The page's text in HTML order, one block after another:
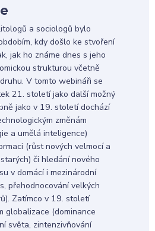
a sociologů bylo
kdy došlo ke stvoření
jak ho známe dnes s jeho
strukturou včetně
V tomto webináři se
21. století jako další možný
jako v 19. století dochází
změnám
a umělá inteligence)
(růst nových velmocí a
či hledání nového
v domácí i mezinárodní
přehodnocování velkých
Zatímco v 19. století
globalizace (dominance
světa, zintenzivňování